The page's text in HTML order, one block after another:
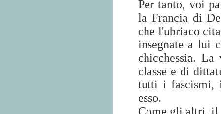
Per tanto, voi
la Francia di
che l'ubriaco
insegnate a lui
chicchessia.
classe e di
tutti i fascismi,
esso.
Come gli altri, il